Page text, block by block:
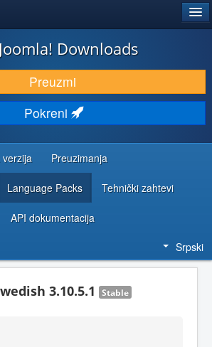
(EKSTENZIJE)
Joomla! Downloads
Preuzmi
Pokreni
verzija Preuzimanja
Language Packs Tehnički zahtevi
API dokumentacija
Srpski
3.10.5.1 Stable